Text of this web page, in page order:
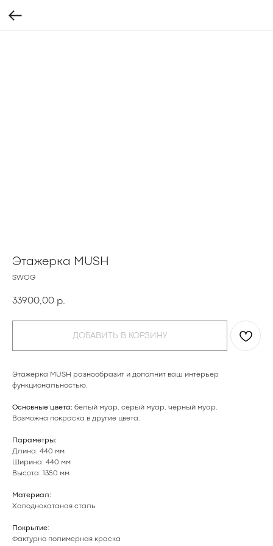
Этажерка MUSH
SWOG
33900,00 р.
ДОБАВИТЬ В КОРЗИНУ
Этажерка MUSH разнообразит и дополнит ваш интерьер
функциональностью.
Основные цвета: белый муар, серый муар, чёрный муар.
Возможна покраска в другие цвета .
Параметры:
Длина: 440 мм
Ширина: 440 мм
Высота: 1350 мм
Материал:
Холоднокатаная сталь
Покрытие:
Фактурно полимерная краска